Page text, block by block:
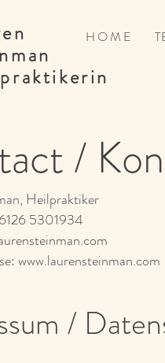
H O M E
/
Heilpraktiker
5301934
www.laurensteinman.com
/